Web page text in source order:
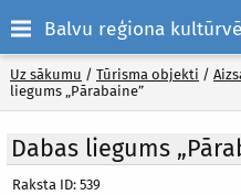
Balvu reģiona
Uz sākumu / Tūrisma objekti /
liegums „Pārabaine”
Dabas liegums
Raksta ID: 539